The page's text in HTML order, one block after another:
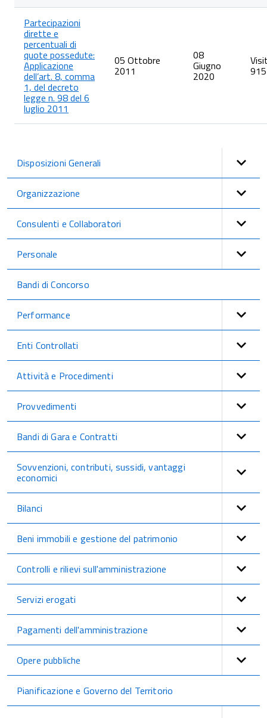
Partecipazioni
dirette e
percentuali di
quote possedute:
Applicazione
dell’art. 8, comma
1, del decreto
legge n. 98 del 6
luglio 2011
05 Ottobre
2011
08
Giugno
2020 915
Disposizioni Generali
Organizzazione
Consulenti e Collaboratori
Personale
Bandi di Concorso
Performance
Enti Controllati
Attività e Procedimenti
Provvedimenti
Bandi di Gara e Contratti
Sovvenzioni, contributi, sussidi, vantaggi
economici
Bilanci
Beni immobili e gestione del patrimonio
Controlli e rilievi sull'amministrazione
Servizi erogati
Pagamenti dell'amministrazione
Opere pubbliche
Pianificazione e Governo del Territorio